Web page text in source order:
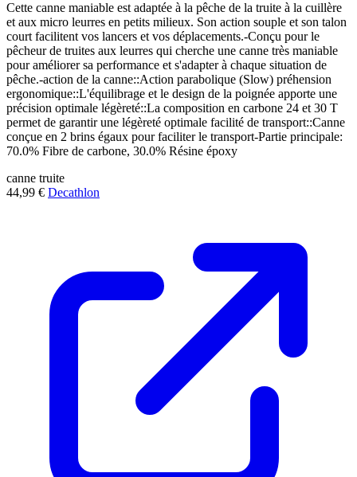
Cette canne maniable est adaptée à la pêche de la truite à la cuillère
et aux micro leurres en petits milieux. Son action souple et son talon
court facilitent vos lancers et vos déplacements.-Conçu pour le
pêcheur de truites aux leurres qui cherche une canne très maniable
pour améliorer sa performance et s'adapter à chaque situation de
pêche.-action de la canne::Action parabolique (Slow) préhension
ergonomique::L'équilibrage et le design de la poignée apporte une
précision optimale légèreté::La composition en carbone 24 et 30 T
permet de garantir une légèreté optimale facilité de transport::Canne
conçue en 2 brins égaux pour faciliter le transport-Partie principale:
70.0% Fibre de carbone, 30.0% Résine époxy
canne truite
44,99 € Decathlon